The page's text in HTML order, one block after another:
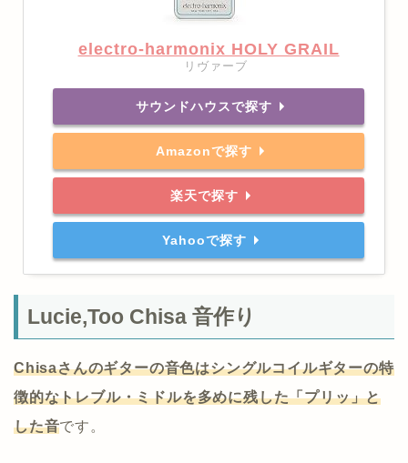
electro-harmonix HOLY GRAIL
リヴァーブ
サウンドハウスで探す
Amazonで探す
楽天で探す
Yahooで探す
Lucie,Too Chisa 音作り
Chisaさんのギターの音色はシングルコイルギターの特
徴的なトレブル・ミドルを多めに残した「プリッ」と
した音です。